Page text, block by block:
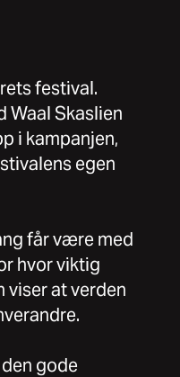
festival.
Waal Skaslien
i kampanjen,
egen
får være med
hvor viktig
viser at verden
gode